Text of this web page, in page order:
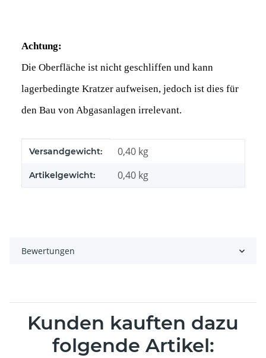
Achtung:
Die Oberfläche ist nicht geschliffen und kann
lagerbedingte Kratzer aufweisen, jedoch ist dies für
den Bau von Abgasanlagen irrelevant.
Produkteigenschaft
Wert
Versandgewicht: 0,40 kg
Artikelgewicht: 0,40 kg
Bewertungen
Kunden kauften dazu
folgende Artikel: